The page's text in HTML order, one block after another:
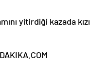
yitirdiği kazada